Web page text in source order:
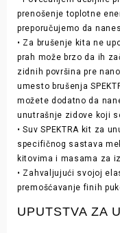
prenošenje toplotne
preporučujemo da
• Za brušenje kita ne
prah može brzo da ih
zidnih površina pre
umesto brušenja
možete dodatno da
unutrašnje zidove koji
• Suv SPEKTRA kit za
specifičnog sastava
kitovima i masama za
• Zahvaljujući svojoj
premošćavanje finih
UPUTSTVA ZA